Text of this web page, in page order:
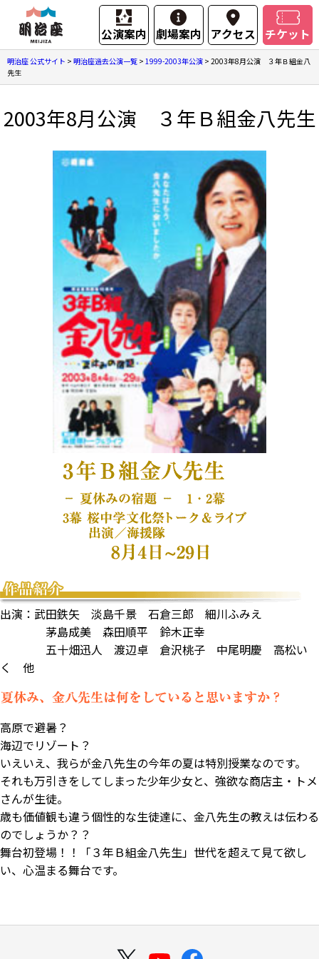
公演案内 劇場案内 アクセス チケット
明治座 公式サイト > 明治座過去公演一覧 > 1999-2003年公演 > 2003年8月公演 ３年Ｂ組金八
先生
2003年8月公演 ３年Ｂ組金八先生
出演：武田鉄矢 淡島千景 石倉三郎 細川ふみえ
茅島成美 森田順平 鈴木正幸
五十畑迅人 渡辺卓 倉沢桃子 中尾明慶 高松い
く 他
高原で避暑？
海辺でリゾート？
いえいえ、我らが金八先生の今年の夏は特別授業なのです。
それも万引きをしてしまった少年少女と、強欲な商店主・トメ
さんが生徒。
歳も価値観も違う個性的な生徒達に、金八先生の教えは伝わる
のでしょうか？？
舞台初登場！！「３年Ｂ組金八先生」世代を超えて見て欲し
い、心温まる舞台です。